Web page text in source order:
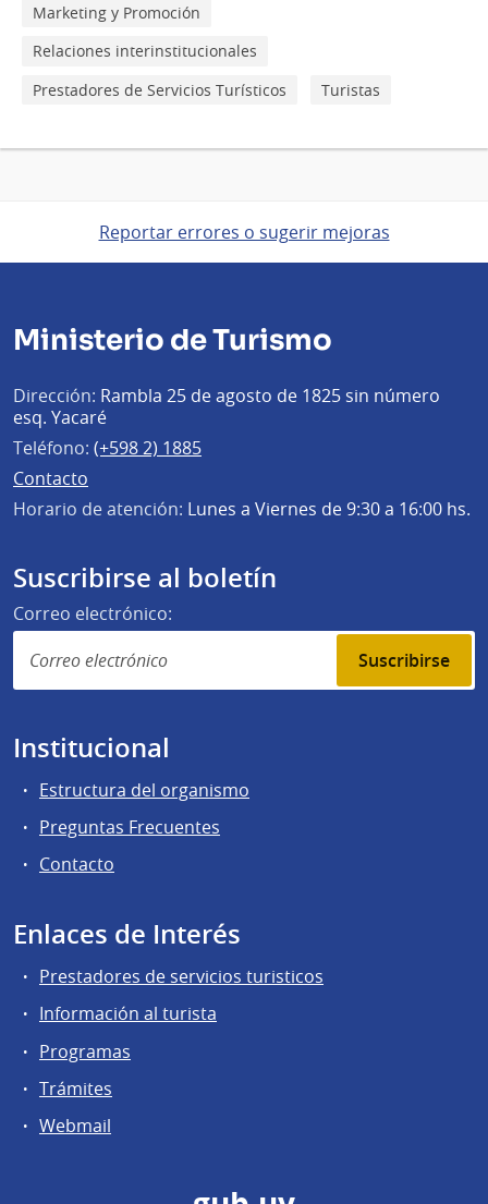
Marketing y Promoción
Relaciones interinstitucionales
Prestadores de Servicios Turísticos
Turistas
Reportar errores o sugerir mejoras
Ministerio de Turismo
Dirección: Rambla 25 de agosto de 1825 sin número
esq. Yacaré
Teléfono: (+598 2) 1885
Contacto
Horario de atención: Lunes a Viernes de 9:30 a 16:00 hs.
Suscribirse al boletín
Correo electrónico:
Suscribirse
Institucional
Estructura del organismo
Preguntas Frecuentes
Contacto
Enlaces de Interés
Prestadores de servicios turisticos
Información al turista
Programas
Trámites
Webmail